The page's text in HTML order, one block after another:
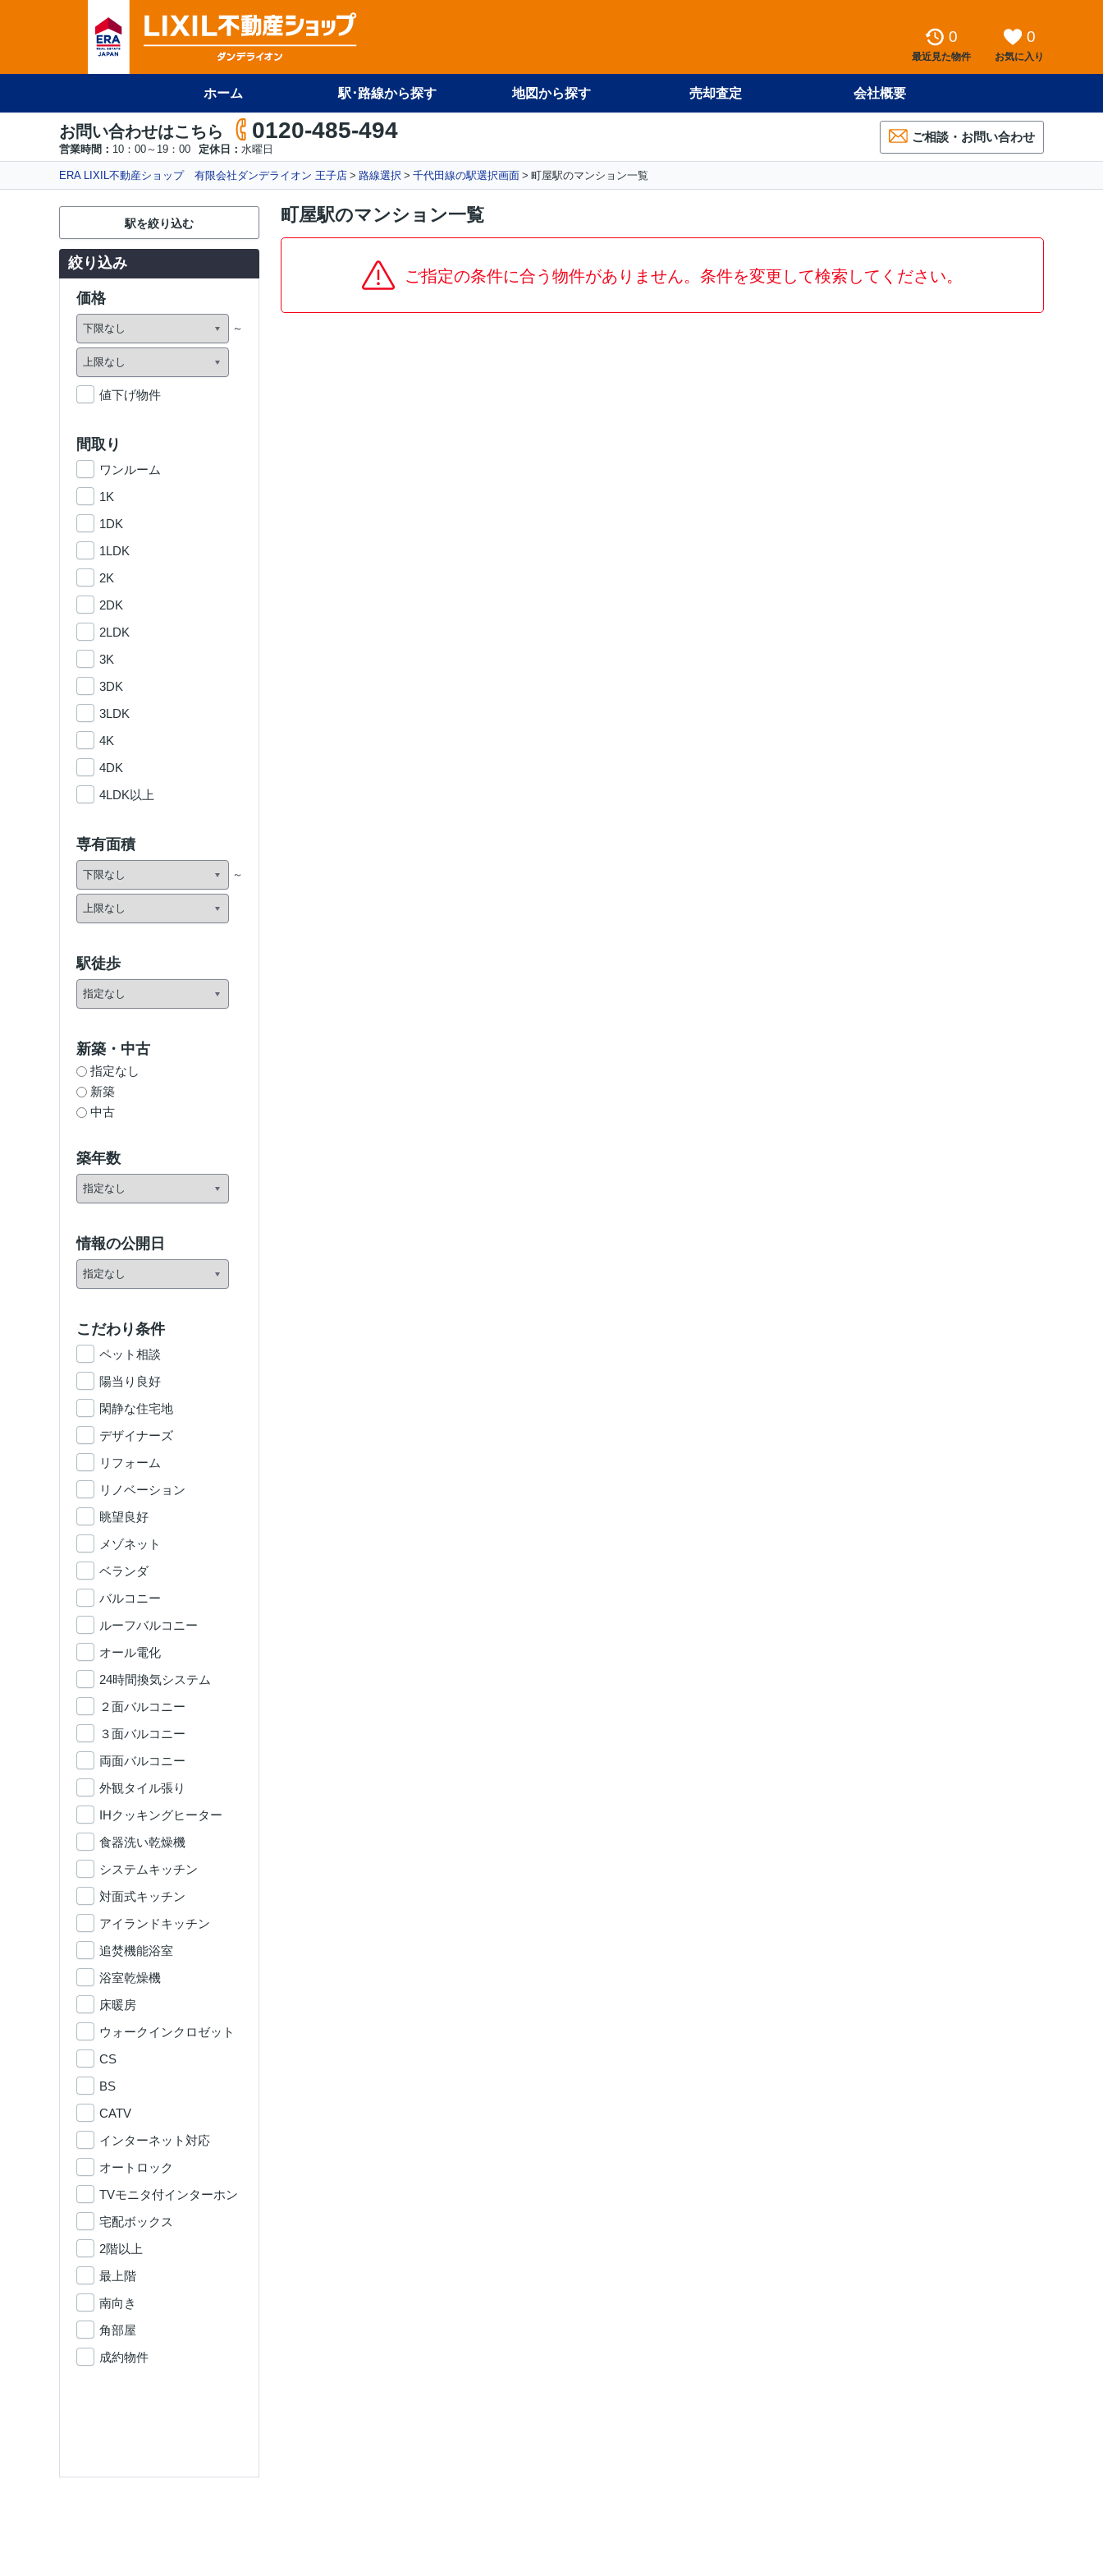
0
最近見た物件
0
お気に入り
ホーム 駅･路線から探す 地図から探す 売却査定 会社概要
お問い合わせはこちら 0120-485-494
営業時間： 10：00～19：00 定休日： 水曜日
ご相談・お問い合わせ
ERA LIXIL不動産ショップ 有限会社ダンデライオン 王子店 路線選択 千代田線の駅選択画面 町屋駅のマンション一覧
町屋駅のマンション一覧
ご指定の条件に合う物件がありません。条件を変更して検索してください。
駅を絞り込む
絞り込み
価格
値下げ物件
間取り
ワンルーム
1K
1DK
1LDK
2K
2DK
2LDK
3K
3DK
3LDK
4K
4DK
4LDK以上
専有面積
駅徒歩
新築・中古
指定なし
新築
中古
築年数
情報の公開日
こだわり条件
ペット相談
陽当り良好
閑静な住宅地
デザイナーズ
リフォーム
リノベーション
眺望良好
メゾネット
ベランダ
バルコニー
ルーフバルコニー
オール電化
24時間換気システム
２面バルコニー
３面バルコニー
両面バルコニー
外観タイル張り
IHクッキングヒーター
食器洗い乾燥機
システムキッチン
対面式キッチン
アイランドキッチン
追焚機能浴室
浴室乾燥機
床暖房
ウォークインクロゼット
CS
BS
CATV
インターネット対応
オートロック
TVモニタ付インターホン
宅配ボックス
2階以上
最上階
南向き
角部屋
成約物件